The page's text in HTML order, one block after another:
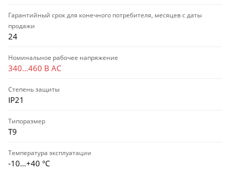
Гарантийный срок для конечного потребителя, месяцев с даты
продажи
24
Номинальное рабочее напряжение
340…460 В AC
Степень защиты
IP21
Типоразмер
T9
Температура эксплуатации
-10…+40 °С